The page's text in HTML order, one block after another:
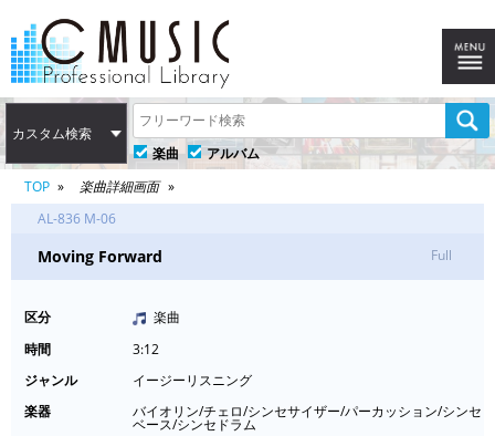
カスタム検索
楽曲
アルバム
TOP
楽曲詳細画面
AL-836 M-06
Moving Forward Full
区分
楽曲
時間
3:12
ジャンル
イージーリスニング
楽器
バイオリン/チェロ/シンセサイザー/パーカッション/シンセ
ベース/シンセドラム